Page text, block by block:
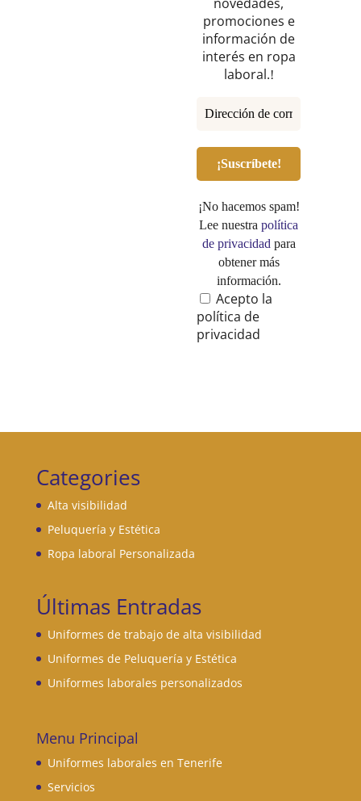
promociones e
información de
interés en ropa
laboral.!
¡No hacemos spam!
Lee nuestrapolítica
de privacidad para
obtener más
información.
Acepto la
política de
privacidad
Categories
Alta visibilidad
Peluquería y Estética
Ropa laboral Personalizada
Últimas Entradas
Uniformes de trabajo de alta visibilidad
Uniformes de Peluquería y Estética
Uniformes laborales personalizados
Menu Principal
Uniformes laborales en Tenerife
Servicios